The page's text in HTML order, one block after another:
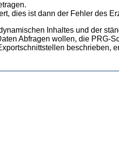
dies ist dann der Fehler des
Inhaltes und der
Abfragen wollen, die PRG-
beschrieben,